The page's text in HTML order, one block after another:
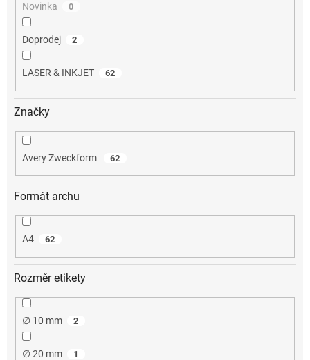
Novinka 0
Doprodej 2
LASER & INKJET 62
Značky
Avery Zweckform 62
Formát archu
A4 62
Rozměr etikety
∅ 10 mm 2
∅ 20 mm 1